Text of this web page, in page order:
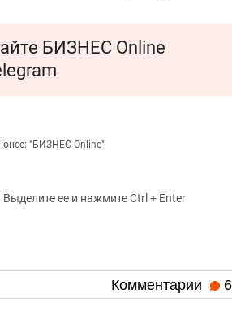
БИЗНЕС Online
"БИЗНЕС Online"
ее и нажмите Ctrl + Enter
Комментарии